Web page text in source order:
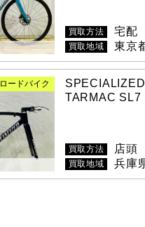
買取方法 宅配
買取地域 東京
ロードバイク
TARMAC SL7
買取方法 店頭
買取地域 兵庫